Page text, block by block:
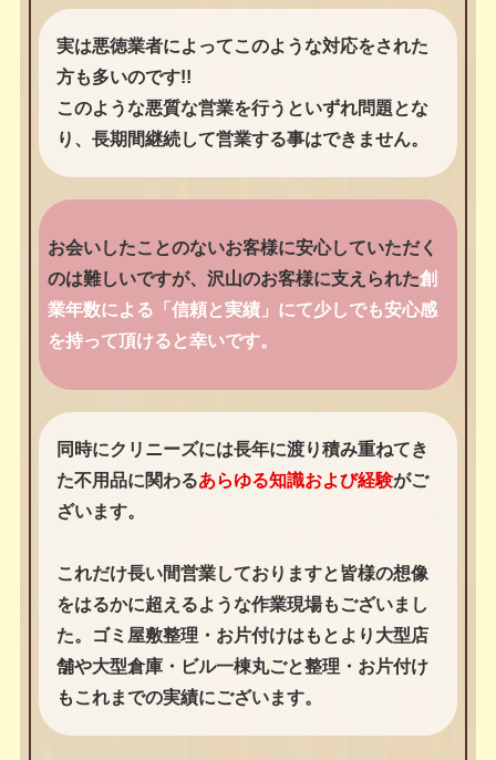
実は悪徳業者によってこのような対応をされた
方も多いのです!!
このような悪質な営業を行うといずれ問題とな
り、長期間継続して営業する事はできません。
お会いしたことのないお客様に安心していただく
のは難しいですが、沢山のお客様に支えられた創
業年数による「信頼と実績」にて少しでも安心感
を持って頂けると幸いです。
同時にクリニーズには長年に渡り積み重ねてき
た不用品に関わるあらゆる知識および経験がご
ざいます。
これだけ長い間営業しておりますと皆様の想像
をはるかに超えるような作業現場もございまし
た。ゴミ屋敷整理・お片付けはもとより大型店
舗や大型倉庫・ビル一棟丸ごと整理・お片付け
もこれまでの実績にございます。